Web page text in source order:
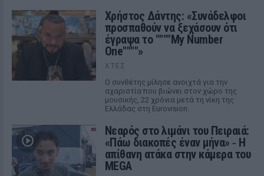
Χρήστος Δάντης: «Συνάδελφοι
προσπαθούν να ξεχάσουν ότι
έγραψα το """"My Number
One""""»
ΧΤΕΣ
Ο συνθέτης μίλησε ανοιχτά για την
αχαριστία που βιώνει στον χώρο της
μουσικής, 22 χρόνια μετά τη νίκη της
Ελλάδας στη Eurovision.
Νεαρός στο λιμάνι του Πειραιά:
«Πάω διακοπές έναν μήνα» ‑ Η
απίθανη ατάκα στην κάμερα του
MEGA